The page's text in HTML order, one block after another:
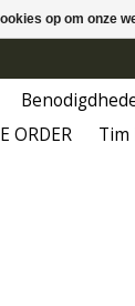
ORDER Tim
op om onze